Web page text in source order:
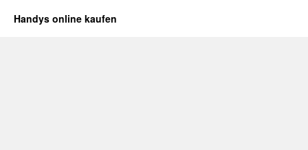
Handys online kaufen